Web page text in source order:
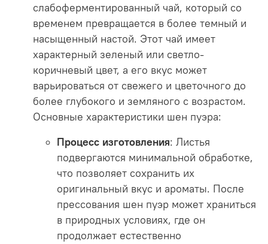
слабоферментированный чай, который со
временем превращается в более темный и
насыщенный настой. Этот чай имеет
характерный зеленый или светло-
коричневый цвет, а его вкус может
варьироваться от свежего и цветочного до
более глубокого и земляного с возрастом.
Основные характеристики шен пуэра:
Процесс изготовления: Листья
подвергаются минимальной обработке,
что позволяет сохранить их
оригинальный вкус и ароматы. После
прессования шен пуэр может храниться
в природных условиях, где он
продолжает естественно